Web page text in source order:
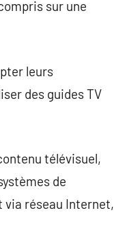
sur une
leurs
des guides TV
télévisuel,
de
via réseau Internet,